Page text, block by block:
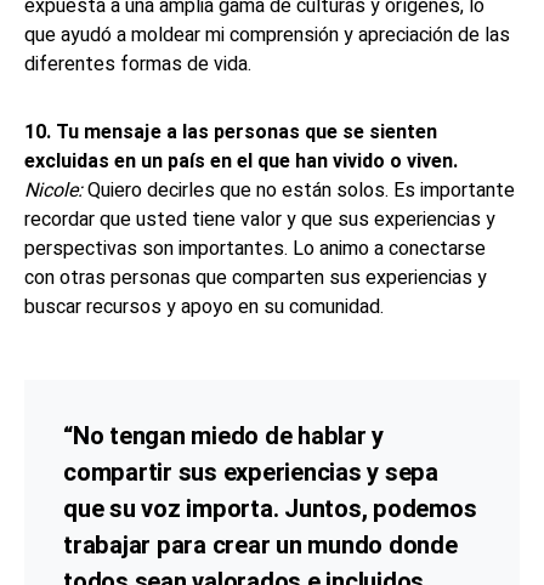
expuesta a una amplia gama de culturas y orígenes, lo
que ayudó a moldear mi comprensión y apreciación de las
diferentes formas de vida.
10. Tu mensaje a las personas que se sienten
excluidas en un país en el que han vivido o viven.
Nicole:Quiero decirles que no están solos. Es importante
recordar que usted tiene valor y que sus experiencias y
perspectivas son importantes. Lo animo a conectarse
con otras personas que comparten sus experiencias y
buscar recursos y apoyo en su comunidad.
“No tengan miedo de hablar y
compartir sus experiencias y sepa
que su voz importa. Juntos, podemos
trabajar para crear un mundo donde